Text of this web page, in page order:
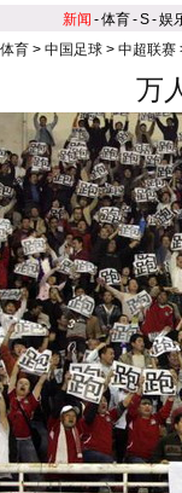
新闻 -体育-S-娱
育> 中国足球> 中超联赛
万